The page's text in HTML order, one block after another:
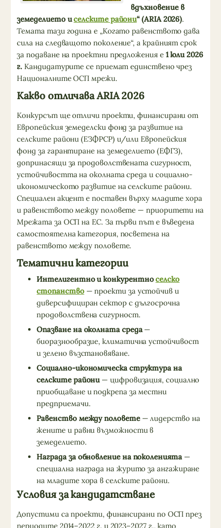
вдъхновение в
земеделието иселските райони“ (ARIA 2026).
Темата тази година е „Когато равенството дава
сила на следващото поколение“, а крайният срок
за подаване на проектни предложения е 1 юли 2026
г. Кандидатурите се приемат единствено чрез
Националните ОСП мрежи.
Какво отличава ARIA 2026
Конкурсът ще отличи проекти, финансирани от
Европейския земеделски фонд за развитие на
селските райони (ЕЗФРСР) и/или Европейския
фонд за гарантиране на земеделието (ЕФГЗ),
допринасящи за продоволствената сигурност,
устойчивостта на околната среда и социално-
икономическото развитие на селските райони.
Специален акцент е поставен върху младите хора
и равенството между половете — приоритети на
Мрежата за ОСП на ЕС. За първи път е въведена
самостоятелна категория, посветена на
равенството между половете.
Тематични категории
Интелигентно и конкурентноселско
стопанство— проекти за устойчив и
диверсифициран сектор с дългосрочна
продоволствена сигурност.
Опазване на околната среда—
биоразнообразие, климатична устойчивост
и зелено възстановяване.
Социално-икономическа структура на
селските райони— цифровизация, социално
приобщаване и подкрепа за местни
предприемачи.
Равенство между половете— лидерство на
жените и равни възможности в
земеделието.
Награда за обновление на поколенията—
специална награда на журито за ангажиране
на младите хора в селските райони.
Условия за кандидатстване
Допустими са проекти, финансирани по ОСП през
периодите 2014–2022 г. и 2023–2027 г., като